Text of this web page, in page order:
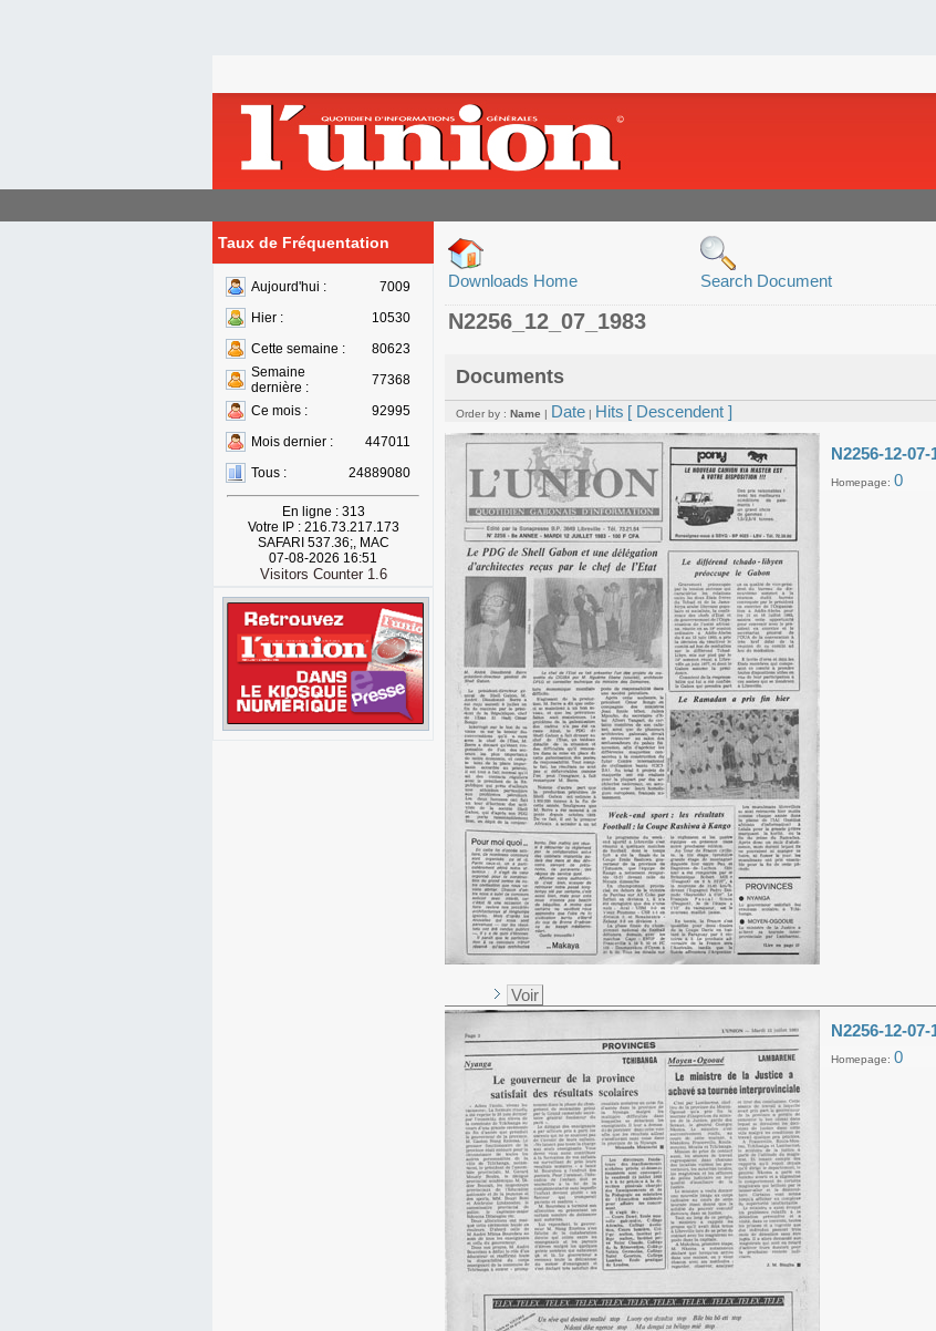
Taux de Fréquentation
Aujourd'hui :
7009
Hier :
10530
Cette semaine :
80623
Semaine
dernière :
77368
Ce mois :
92995
Mois dernier :
447011
Tous :
24889080
En ligne : 313
Votre IP : 216.73.217.173
SAFARI 537.36;, MAC
07-08-2026 16:51
Visitors Counter 1.6
Downloads Home Search Document
N2256_12_07_1983
Documents
Order by : Name | Date | Hits [ Descendent ]
N2256-12-
Homepage: 0
Voir
N2256-12-
Homepage: 0